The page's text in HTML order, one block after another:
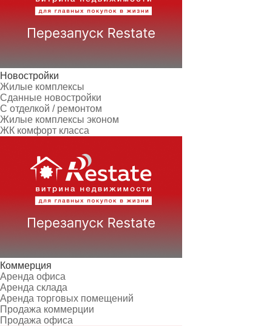
Новостройки
Жилые комплексы
Сданные новостройки
С отделкой / ремонтом
Жилые комплексы эконом
ЖК комфорт класса
Коммерция
Аренда офиса
Аренда склада
Аренда торговых помещений
Продажа коммерции
Продажа офиса